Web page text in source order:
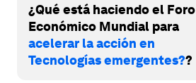
¿Qué está haciendo el Foro
Económico Mundial para
acelerar la acción en
Tecnologías emergentes??